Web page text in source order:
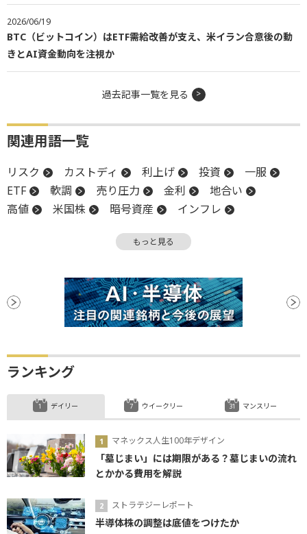
2026/06/19
BTC（ビットコイン）はETF需給改善が支え、米イラン合意後の動
きとAI資金動向を注視か
過去記事一覧を見る
関連用語一覧
リスク カストディ 利上げ 投資
一服
ETF
軟調 売り圧力 金利
地合い
高値
米国株 暗号資産
インフレ
調整 ビットコイン
もっと見る
ランキング
デイリー
マネックス人生100年デザイン
「墓じまい」には期限がある？墓じまいの流れ
とかかる費用を解説
ストラテジーレポート
半導体株の調整は底値をつけたか
ウイークリー マンスリー